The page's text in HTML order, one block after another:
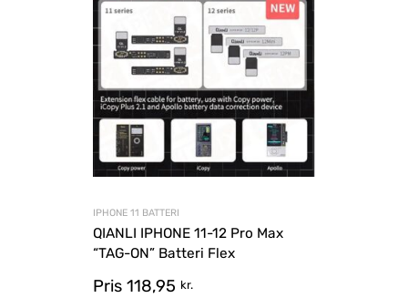
IPHONE 11 BATTERI
QIANLI IPHONE 11-12 Pro Max
“TAG-ON” Batteri Flex
Pris 118,95 kr.